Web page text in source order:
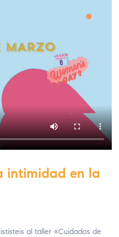
intimidad en la
al taller «Cuidados de